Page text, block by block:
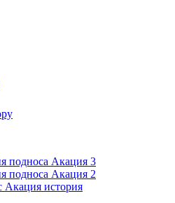
подноса Акация 3
подноса Акация 2
Акация история